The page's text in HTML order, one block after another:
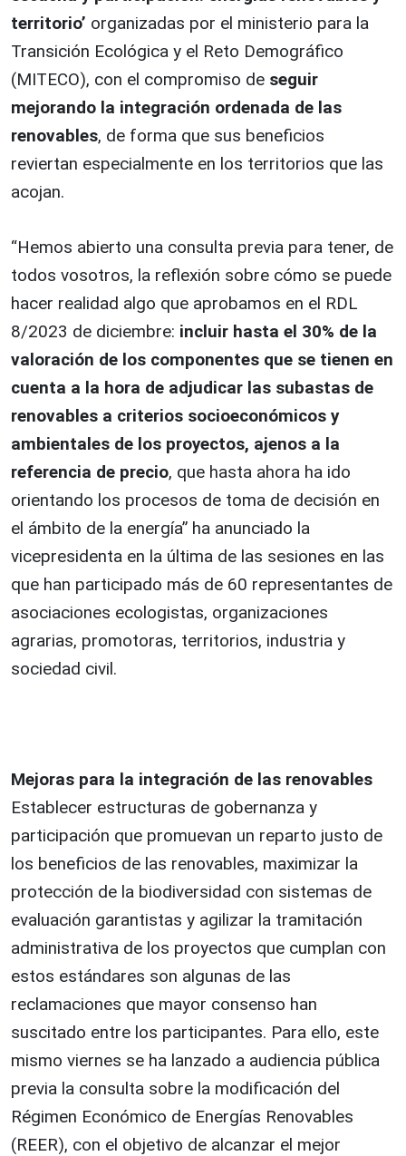
territorio’ organizadas por el ministerio para la
Transición Ecológica y el Reto Demográfico
(MITECO), con el compromiso de seguir
mejorando la integración ordenada de las
renovables, de forma que sus beneficios
reviertan especialmente en los territorios que las
acojan.
“Hemos abierto una consulta previa para tener, de
todos vosotros, la reflexión sobre cómo se puede
hacer realidad algo que aprobamos en el RDL
8/2023 de diciembre: incluir hasta el 30% de la
valoración de los componentes que se tienen en
cuenta a la hora de adjudicar las subastas de
renovables a criterios socioeconómicos y
ambientales de los proyectos, ajenos a la
referencia de precio, que hasta ahora ha ido
orientando los procesos de toma de decisión en
el ámbito de la energía” ha anunciado la
vicepresidenta en la última de las sesiones en las
que han participado más de 60 representantes de
asociaciones ecologistas, organizaciones
agrarias, promotoras, territorios, industria y
sociedad civil.
Mejoras para la integración de las renovables
Establecer estructuras de gobernanza y
participación que promuevan un reparto justo de
los beneficios de las renovables, maximizar la
protección de la biodiversidad con sistemas de
evaluación garantistas y agilizar la tramitación
administrativa de los proyectos que cumplan con
estos estándares son algunas de las
reclamaciones que mayor consenso han
suscitado entre los participantes. Para ello, este
mismo viernes se ha lanzado a audiencia pública
previa la consulta sobre la modificación del
Régimen Económico de Energías Renovables
(REER), con el objetivo de alcanzar el mejor